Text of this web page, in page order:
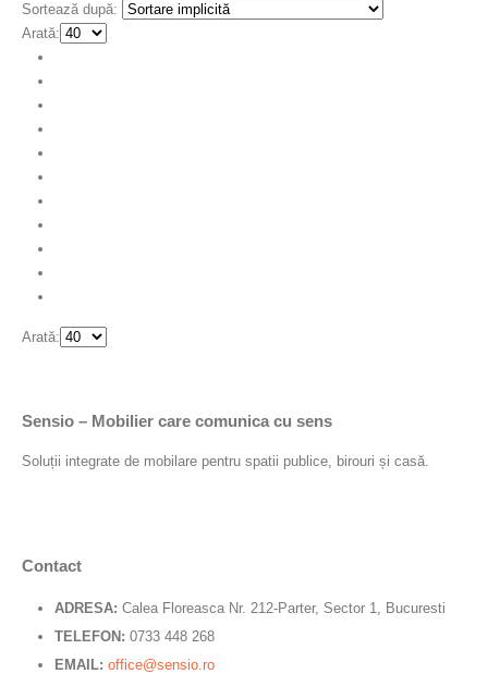
Sortează după:
Arată:
Arată:
Sensio – Mobilier care comunica cu sens
Soluții integrate de mobilare pentru spatii publice, birouri și casă.
Contact
ADRESA: Calea Floreasca Nr. 212-Parter, Sector 1, Bucuresti
TELEFON: 0733 448 268
EMAIL: office@sensio.ro